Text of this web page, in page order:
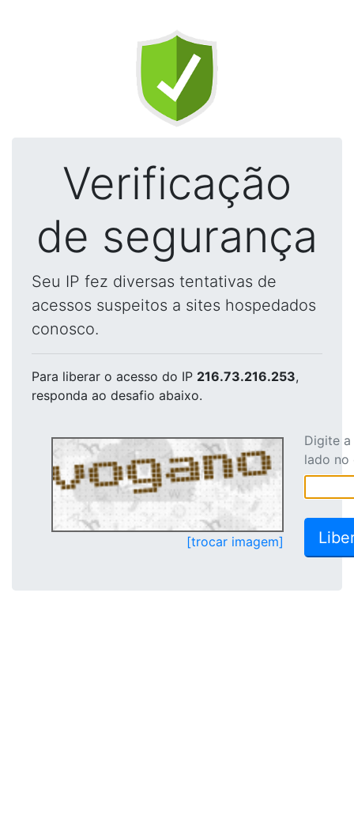
Verificação
de segurança
Seu IP fez diversas tentativas de
acessos suspeitos a sites hospedados
conosco.
Para liberar o acesso do IP 216.73.216.253,
responda ao desafio abaixo.
[trocar imagem]
Digite
lado no